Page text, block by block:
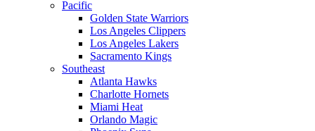
Pacific
Golden State Warriors
Los Angeles Clippers
Los Angeles Lakers
Sacramento Kings
Southeast
Atlanta Hawks
Charlotte Hornets
Miami Heat
Orlando Magic